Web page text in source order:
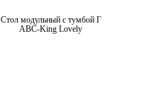
Стол модульный с тумбой Г
ABC-King Lovely